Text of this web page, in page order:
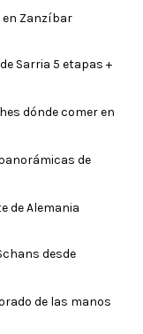
en Zanzíbar
Sarria 5 etapas +
dónde comer en
de
de Alemania
desde
de las manos